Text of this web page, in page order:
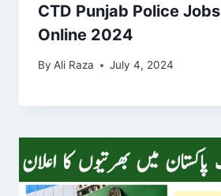
CTD Punjab Police
Online 2024
By Ali Raza July 4, 2024